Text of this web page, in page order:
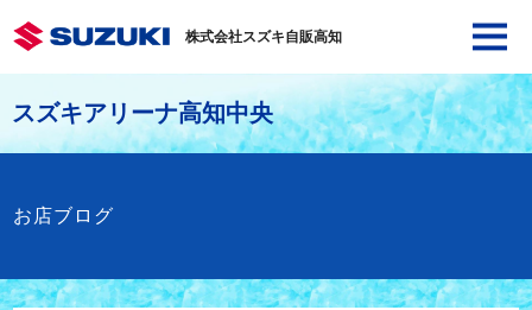
株式会社スズキ自販高知
スズキアリーナ高知中央
お店ブログ